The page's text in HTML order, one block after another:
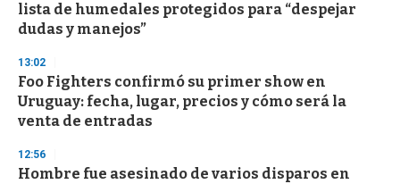
lista de humedales protegidos para “despejar
dudas y manejos”
13:02
Foo Fighters confirmó su primer show en
Uruguay: fecha, lugar, precios y cómo será la
venta de entradas
12:56
Hombre fue asesinado de varios disparos en